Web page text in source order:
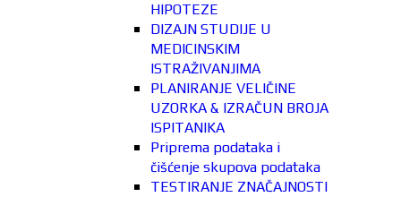
HIPOTEZE
DIZAJN STUDIJE U
MEDICINSKIM
ISTRAŽIVANJIMA
PLANIRANJE VELIČINE
UZORKA & IZRAČUN BROJA
ISPITANIKA
Priprema podataka i
čišćenje skupova podataka
TESTIRANJE ZNAČAJNOSTI